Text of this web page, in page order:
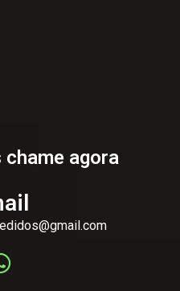
chame agora